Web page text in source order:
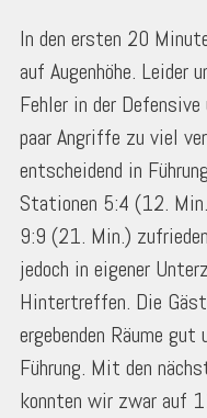
In den ersten 20
auf Augenhöhe. Leider
Fehler in der
paar Angriffe zu viel
entscheidend in
Stationen 5:4 (12.
9:9 (21. Min.)
jedoch in eigener
Hintertreffen. Die
ergebenden Räume
Führung. Mit den
konnten wir zwar auf